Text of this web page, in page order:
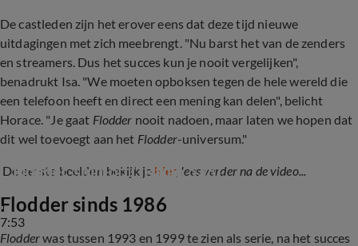
De castleden zijn het erover eens dat deze tijd nieuwe
uitdagingen met zich meebrengt. "Nu barst het van de zenders
en streamers. Dus het succes kun je nooit vergelijken",
benadrukt Isa. "We moeten opboksen tegen de hele wereld die
een telefoon heeft en direct een mening kan delen", belicht
Horace. "Je gaat Flodder nooit nadoen, maar laten we hopen dat
dit wel toevoegt aan het Flodder-universum."
De eerste beelden bekijk je hier, lees verder na de video...
7:53
Hint Tatjana Šimić op een tweede seizoen van
Flodder-spin-off? (Radio 538)
Flodder sinds 1986
Flodderwas tussen 1993 en 1999 te zien als serie, na het succes